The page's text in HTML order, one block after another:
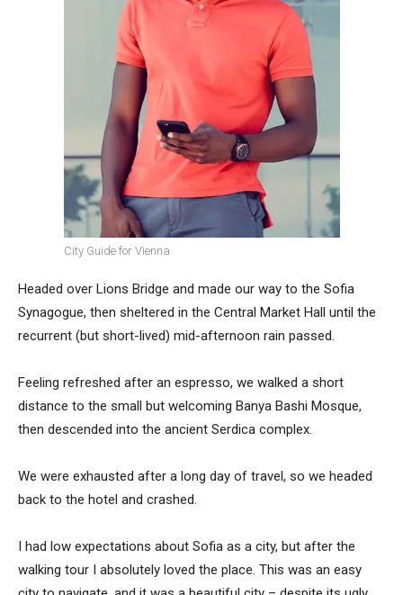
City Guide for Vienna
Headed over Lions Bridge and made our way to the Sofia
Synagogue, then sheltered in the Central Market Hall until the
recurrent (but short-lived) mid-afternoon rain passed.
Feeling refreshed after an espresso, we walked a short
distance to the small but welcoming Banya Bashi Mosque,
then descended into the ancient Serdica complex.
We were exhausted after a long day of travel, so we headed
back to the hotel and crashed.
I had low expectations about Sofia as a city, but after the
walking tour I absolutely loved the place. This was an easy